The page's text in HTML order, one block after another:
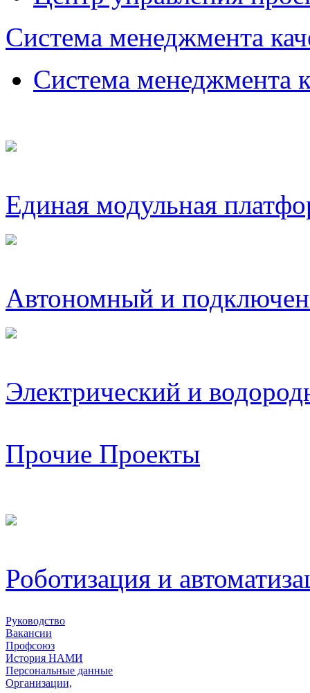
Система менеджмента
Система
Единая модульная
Автономный и
Электрический и
Прочие Проекты
Роботизация и
Руководство
Вакансии
Профсоюз
История НАМИ
Персональные данные
Организации,